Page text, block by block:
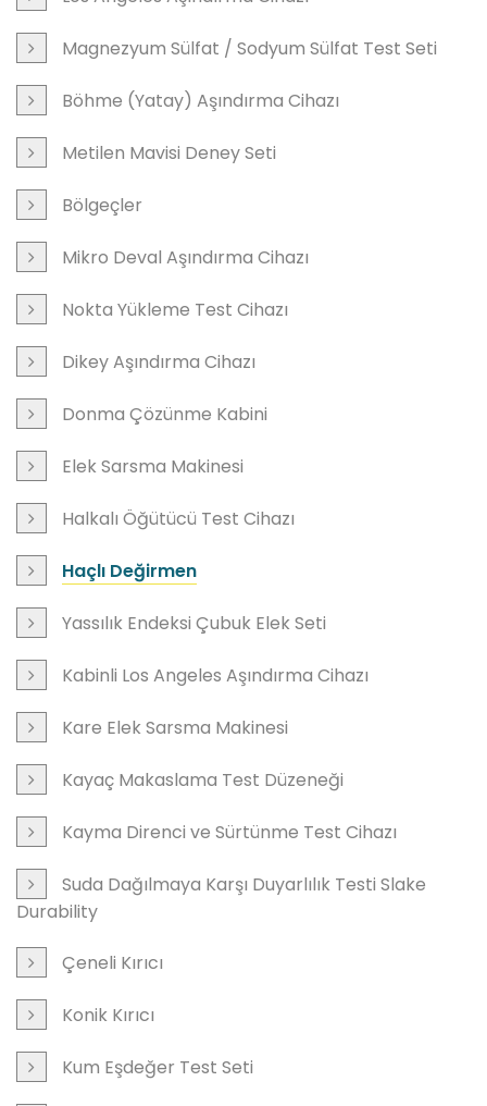
Magnezyum Sülfat / Sodyum Sülfat Test Seti
Böhme (Yatay) Aşındırma Cihazı
Metilen Mavisi Deney Seti
Bölgeçler
Mikro Deval Aşındırma Cihazı
Nokta Yükleme Test Cihazı
Dikey Aşındırma Cihazı
Donma Çözünme Kabini
Elek Sarsma Makinesi
Halkalı Öğütücü Test Cihazı
Haçlı Değirmen
Yassılık Endeksi Çubuk Elek Seti
Kabinli Los Angeles Aşındırma Cihazı
Kare Elek Sarsma Makinesi
Kayaç Makaslama Test Düzeneği
Kayma Direnci ve Sürtünme Test Cihazı
Suda Dağılmaya Karşı Duyarlılık Testi Slake
Durability
Çeneli Kırıcı
Konik Kırıcı
Kum Eşdeğer Test Seti